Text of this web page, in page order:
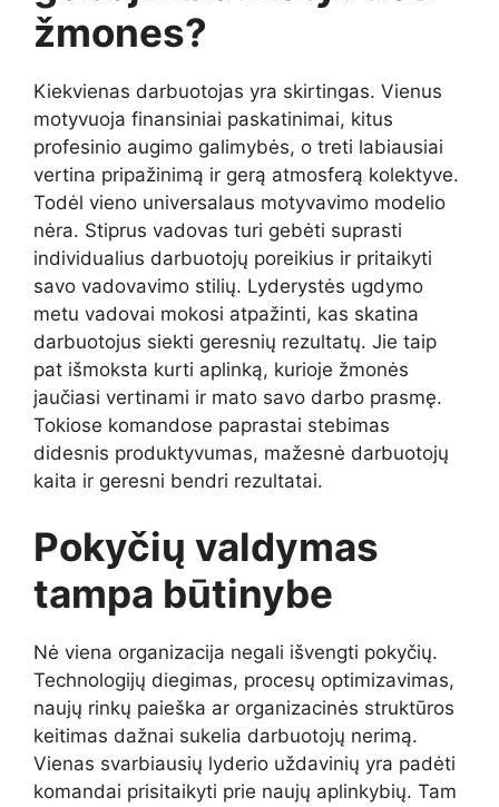
žmones?
Kiekvienas darbuotojas yra skirtingas. Vienus
motyvuoja finansiniai paskatinimai, kitus
profesinio augimo galimybės, o treti labiausiai
vertina pripažinimą ir gerą atmosferą kolektyve.
Todėl vieno universalaus motyvavimo modelio
nėra. Stiprus vadovas turi gebėti suprasti
individualius darbuotojų poreikius ir pritaikyti
savo vadovavimo stilių. Lyderystės ugdymo
metu vadovai mokosi atpažinti, kas skatina
darbuotojus siekti geresnių rezultatų. Jie taip
pat išmoksta kurti aplinką, kurioje žmonės
jaučiasi vertinami ir mato savo darbo prasmę.
Tokiose komandose paprastai stebimas
didesnis produktyvumas, mažesnė darbuotojų
kaita ir geresni bendri rezultatai.
Pokyčių valdymas
tampa būtinybe
Nė viena organizacija negali išvengti pokyčių.
Technologijų diegimas, procesų optimizavimas,
naujų rinkų paieška ar organizacinės struktūros
keitimas dažnai sukelia darbuotojų nerimą.
Vienas svarbiausių lyderio uždavinių yra padėti
komandai prisitaikyti prie naujų aplinkybių. Tam